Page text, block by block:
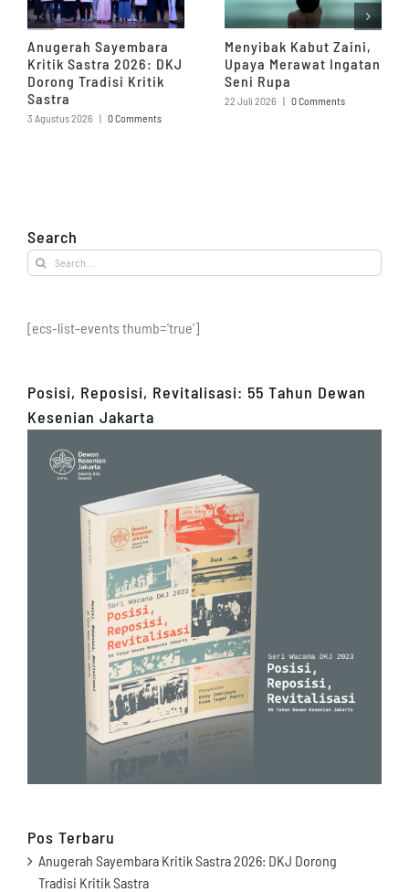
Anugerah Sayembara
Kritik Sastra 2026: DKJ
Dorong Tradisi Kritik
Sastra
3 Agustus 2026 | 0 Comments
Menyibak Kabut Zaini,
Upaya Merawat Ingatan
Seni Rupa
22 Juli 2026 | 0 Comments
Search
Search
for:
[ecs-list-events thumb='true']
Posisi, Reposisi, Revitalisasi: 55 Tahun Dewan
Kesenian Jakarta
Pos Terbaru
Anugerah Sayembara Kritik Sastra 2026: DKJ Dorong
Tradisi Kritik Sastra